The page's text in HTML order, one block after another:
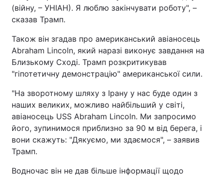
(війну, – УНІАН). Я люблю закінчувати роботу", –
сказав Трамп.
Також він згадав про американський авіаносець
Abraham Lincoln, який наразі виконує завдання на
Близькому Сході. Трамп розкритикував
"гіпотетичну демонстрацію" американської сили.
"На зворотному шляху з Ірану у нас буде один з
наших великих, можливо найбільший у світі,
авіаносець USS Abraham Lincoln. Ми запросимо
його, зупинимося приблизно за 90 м від берега, і
вони скажуть: "Дякуємо, ми здаємося", – заявив
Трамп.
Водночас він не дав більше інформації щодо